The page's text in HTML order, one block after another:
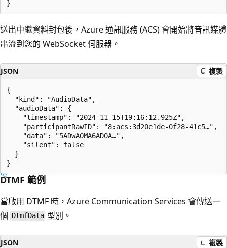
送出中繼資料封包後，Azure 通訊服務 (ACS) 會開始將音訊媒體
串流到您的 WebSocket 伺服器。
JSON 複製
{
  "kind": "AudioData",
  "audioData": {
    "timestamp": "2024-11-15T19:16:12.925Z",
    "participantRawID": "8:acs:3d20e1de-0f28-41c5…",
    "data": "5ADwAOMA6AD0A…",
    "silent": false
  }
DTMF 範例
當啟用 DTMF 時，Azure Communication Services 會傳送一
個 DtmfData 型別。
JSON 複製